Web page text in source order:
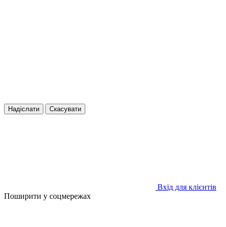
Надіслати Скасувати
Вхід для клієнтів
Поширити у соцмережах